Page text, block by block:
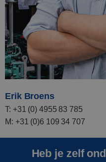
Erik Broens
T: +31 (0) 4955 83 785
M: +31 (0)6 109 34 707
Heb je zelf